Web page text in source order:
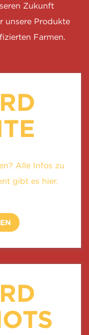
Zukunft
unsere Produkte
Farmen.
Alle Infos zu
gibt es hier.